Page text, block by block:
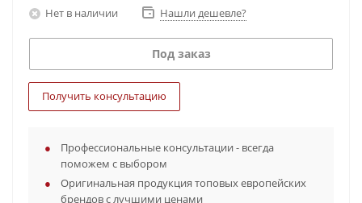
Нет в наличии Нашли дешевле?
Под заказ
Получить консультацию
Профессиональные консультации - всегда
поможем с выбором
Оригинальная продукция топовых европейских
брендов с лучшими ценами